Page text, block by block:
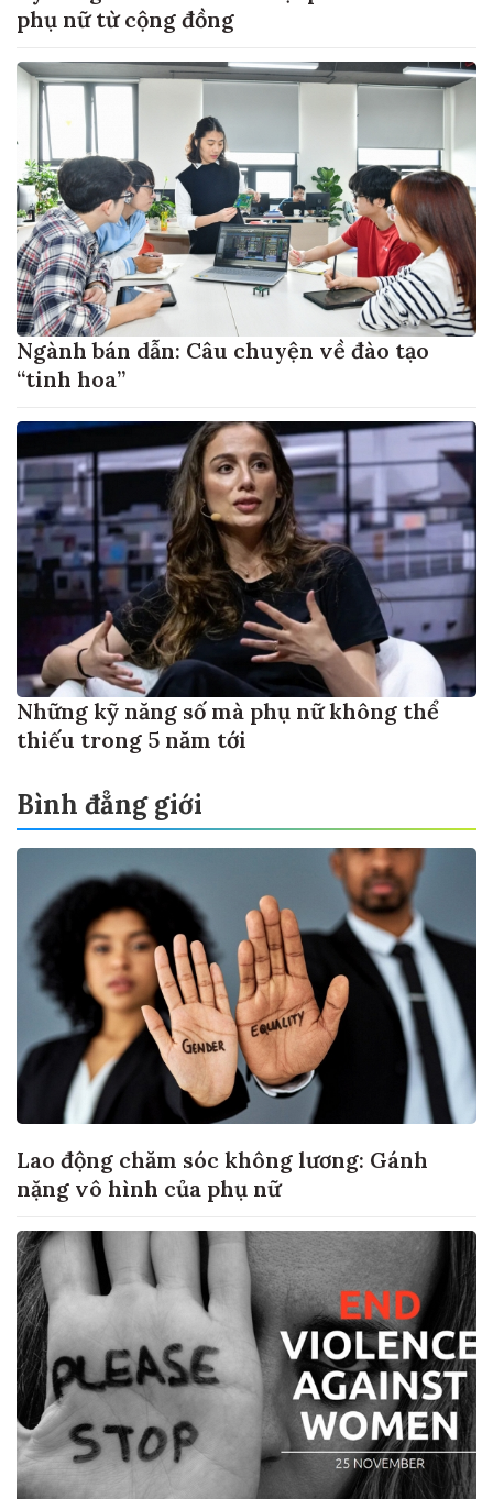
phụ nữ từ cộng đồng
Ngành bán dẫn: Câu chuyện về đào tạo
“tinh hoa”
Những kỹ năng số mà phụ nữ không thể
thiếu trong 5 năm tới
Bình đẳng giới
Lao động chăm sóc không lương: Gánh
nặng vô hình của phụ nữ